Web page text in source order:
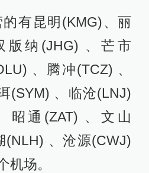
有昆明(KMG)、丽
版纳(JHG) 、芒市
、腾冲(TCZ) 、
(SYM) 、临沧(LNJ)
昭通(ZAT) 、文山
(NLH) 、沧源(CWJ)
机场。